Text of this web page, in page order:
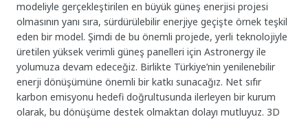
modeliyle gerçekleştirilen en büyük güneş enerjisi projesi
olmasının yanı sıra, sürdürülebilir enerjiye geçişte örnek teşkil
eden bir model. Şimdi de bu önemli projede, yerli teknolojiyle
üretilen yüksek verimli güneş panelleri için Astronergy ile
yolumuza devam edeceğiz. Birlikte Türkiye’nin yenilenebilir
enerji dönüşümüne önemli bir katkı sunacağız. Net sıfır
karbon emisyonu hedefi doğrultusunda ilerleyen bir kurum
olarak, bu dönüşüme destek olmaktan dolayı mutluyuz. 3D